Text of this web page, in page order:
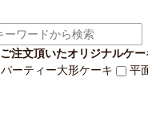
パーティー大形ケーキ 平